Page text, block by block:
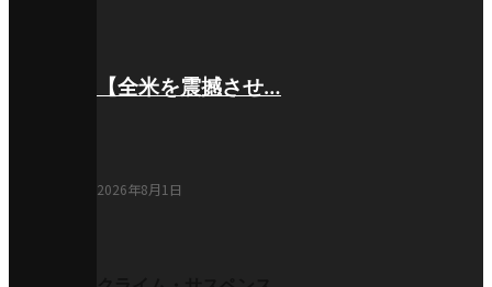
【全米を震撼させ…
2026年8月1日